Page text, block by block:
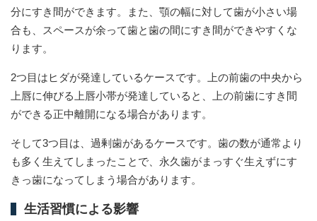
分にすき間ができます。また、顎の幅に対して歯が小さい場
合も、スペースが余って歯と歯の間にすき間ができやすくな
ります。
2つ目はヒダが発達しているケースです。上の前歯の中央から
上唇に伸びる上唇小帯が発達していると、上の前歯にすき間
ができる正中離開になる場合があります。
そして3つ目は、過剰歯があるケースです。歯の数が通常より
も多く生えてしまったことで、永久歯がまっすぐ生えずにす
きっ歯になってしまう場合があります。
生活習慣による影響